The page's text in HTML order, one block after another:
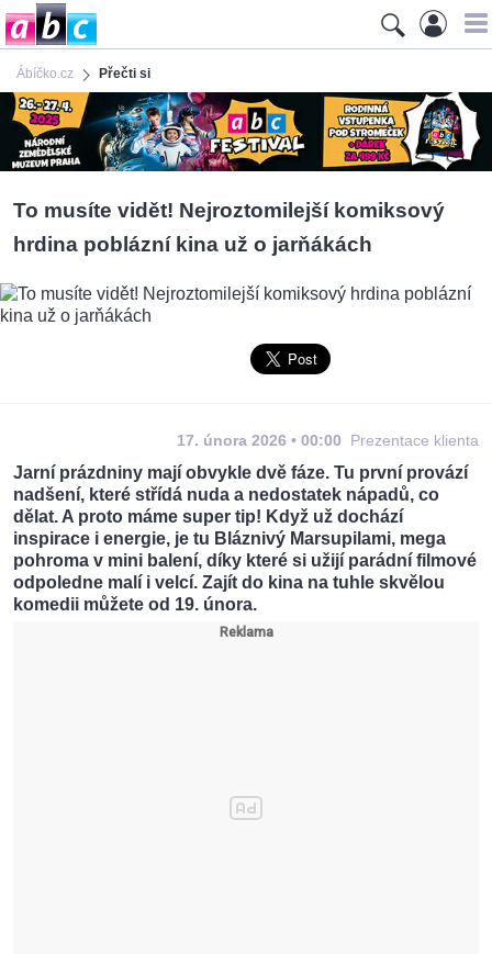
Ábíčko.cz Přečti si
To musíte vidět! Nejroztomilejší komiksový
hrdina poblázní kina už o jarňákách
17. února 2026 • 00:00 Prezentace klienta
Jarní prázdniny mají obvykle dvě fáze. Tu první provází
nadšení, které střídá nuda a nedostatek nápadů, co
dělat. A proto máme super tip! Když už dochází
inspirace i energie, je tu Bláznivý Marsupilami, mega
pohroma v mini balení, díky které si užijí parádní filmové
odpoledne malí i velcí. Zajít do kina na tuhle skvělou
komedii můžete od 19. února.